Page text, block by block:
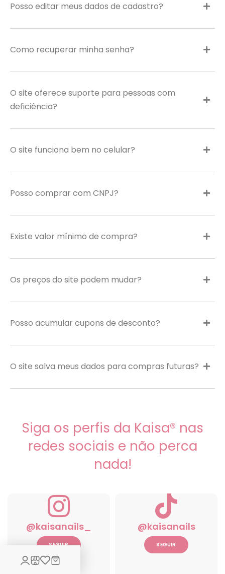
Posso editar meus dados de cadastro?
Como recuperar minha senha?
O site oferece suporte para pessoas com
deficiência?
O site funciona bem no celular?
Posso comprar com CNPJ?
Existe valor mínimo de compra?
Os preços do site podem mudar?
Posso acumular cupons de desconto?
O site salva meus dados para compras futuras?
Siga os perfis da Kaisa® nas
redes sociais e não perca
nada!
@kaisanails_
SEGUIR
@kaisanails
SEGUIR